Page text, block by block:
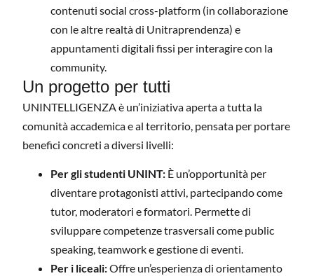
contenuti social cross-platform (in collaborazione
con le altre realtà di Unitraprendenza) e
appuntamenti digitali fissi per interagire con la
community.
Un progetto per tutti
UNINTELLIGENZA è un’iniziativa aperta a tutta la
comunità accademica e al territorio, pensata per portare
benefici concreti a diversi livelli:
Per gli studenti UNINT: È un’opportunità per
diventare protagonisti attivi, partecipando come
tutor, moderatori e formatori. Permette di
sviluppare competenze trasversali come public
speaking, teamwork e gestione di eventi.
Per i liceali:Offre un’esperienza di orientamento